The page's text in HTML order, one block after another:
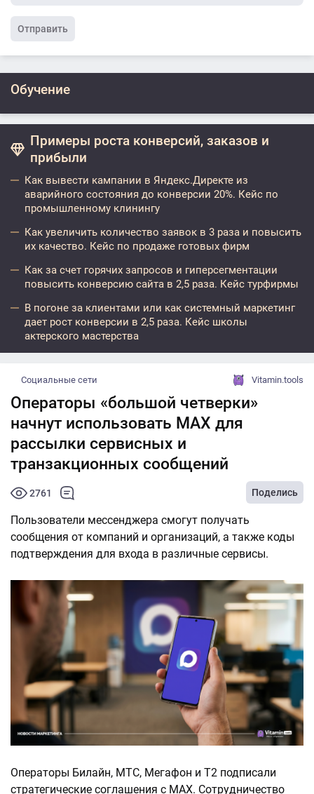
Отправить
Обучение
Примеры роста конверсий, заказов и
прибыли
Как вывести кампании в Яндекс.Директе из
аварийного состояния до конверсии 20%. Кейс по
промышленному клинингу
Как увеличить количество заявок в 3 раза и повысить
их качество. Кейс по продаже готовых фирм
Как за счет горячих запросов и гиперсегментации
повысить конверсию сайта в 2,5 раза. Кейс турфирмы
В погоне за клиентами или как системный маркетинг
дает рост конверсии в 2,5 раза. Кейс школы
актерского мастерства
Социальные сети Vitamin.tools
Операторы «большой четверки»
начнут использовать МАХ для
рассылки сервисных и
транзакционных сообщений
2761 Поделись
Пользователи мессенджера смогут получать
сообщения от компаний и организаций, а также коды
подтверждения для входа в различные сервисы.
Операторы Билайн, МТС, Мегафон и Т2 подписали
стратегические соглашения с MAX. Сотрудничество